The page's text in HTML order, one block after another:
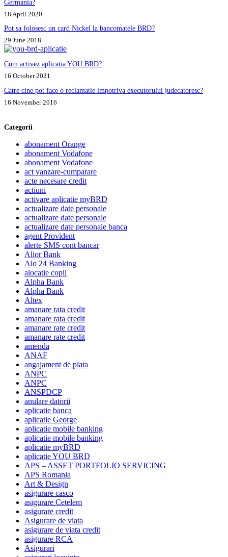
Germania?
18 April 2020
Pot sa folosesc un card Nickel la bancomatele BRD?
29 June 2018
Cum activez aplicatia YOU BRD?
16 October 2021
Catre cine pot face o reclamatie impotriva executorului judecatoresc?
16 November 2016
Categorii
abonament Orange
abonament Vodafone
abonament Vodafone
act vanzare-cumparare
acte necesare credit
actiuni
activare aplicatie myBRD
actualizare date personale
actualizare date personale
actualizare date personale banca
agent Provident
alerte SMS cont bancar
Alior Bank
Alo 24 Banking
alocatie copil
Alpha Bank
Alpha Bank
Altex
amanare rata credit
amanare rata credit
amanare rate credit
amanare rate credit
amenda
ANAF
angajament de plata
ANPC
ANPC
ANSPDCP
anulare datorii
aplicatie banca
aplicatie George
aplicatie mobile banking
aplicatie mobile banking
aplicatie myBRD
aplicatie YOU BRD
APS – ASSET PORTFOLIO SERVICING
APS Romania
Art & Design
asigurare casco
asigurare Cetelem
asigurare credit
Asigurare de viata
asigurare de viata credit
asigurare RCA
Asigurari